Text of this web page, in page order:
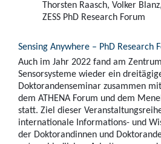
Thorsten Raasch, Volker Blanz,
ZESS PhD Research Forum
Sensing Anywhere – PhD Research
Auch im Jahr 2022 fand am
Sensorsysteme wieder ein
Doktorandenseminar zusammen mit
dem ATHENA Forum und dem
statt. Ziel dieser
internationale Informations- und
der Doktorandinnen und